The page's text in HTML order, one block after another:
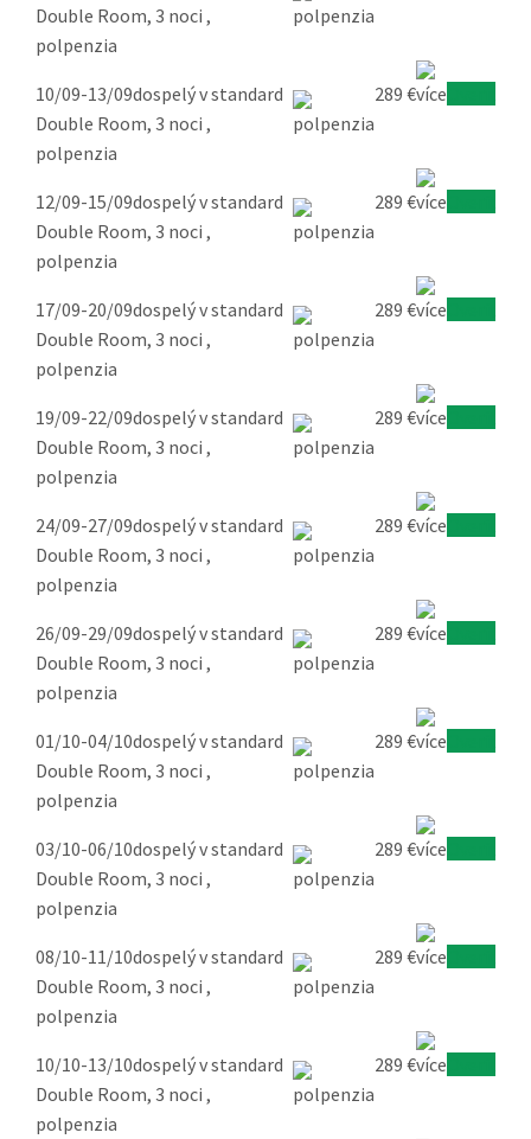
Double Room, 3 noci ,
polpenzia
10/09-13/09dospelý v standard
Double Room, 3 noci ,
polpenzia
289 €
12/09-15/09dospelý v standard
Double Room, 3 noci ,
polpenzia
289 €
17/09-20/09dospelý v standard
Double Room, 3 noci ,
polpenzia
289 €
19/09-22/09dospelý v standard
Double Room, 3 noci ,
polpenzia
289 €
24/09-27/09dospelý v standard
Double Room, 3 noci ,
polpenzia
289 €
26/09-29/09dospelý v standard
Double Room, 3 noci ,
polpenzia
289 €
01/10-04/10dospelý v standard
Double Room, 3 noci ,
polpenzia
289 €
03/10-06/10dospelý v standard
Double Room, 3 noci ,
polpenzia
289 €
08/10-11/10dospelý v standard
Double Room, 3 noci ,
polpenzia
289 €
10/10-13/10dospelý v standard
Double Room, 3 noci ,
polpenzia
289 €